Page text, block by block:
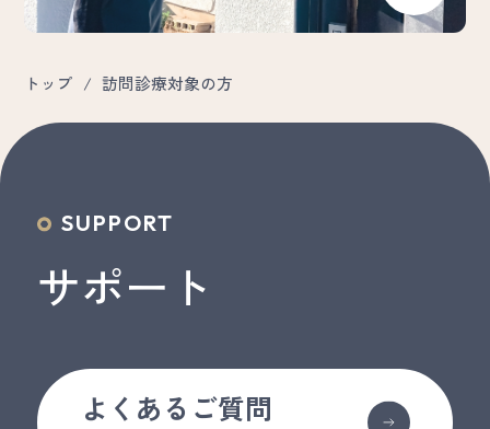
トップ / 訪問診療対象の方
SUPPORT
サポート
よくあるご質問